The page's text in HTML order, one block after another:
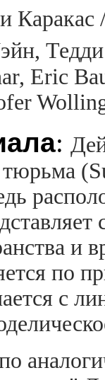
Каракас
Eric
:
и
по
с